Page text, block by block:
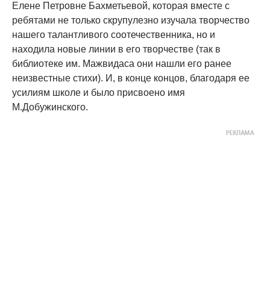
Елене Петровне Бахметьевой, которая вместе с
ребятами не только скрупулезно изучала творчество
нашего талантливого соотечественника, но и
находила новые линии в его творчестве (так в
библиотеке им. Мажвидаса они нашли его ранее
неизвестные стихи). И, в конце концов, благодаря ее
усилиям школе и было присвоено имя
М.Добужинского.